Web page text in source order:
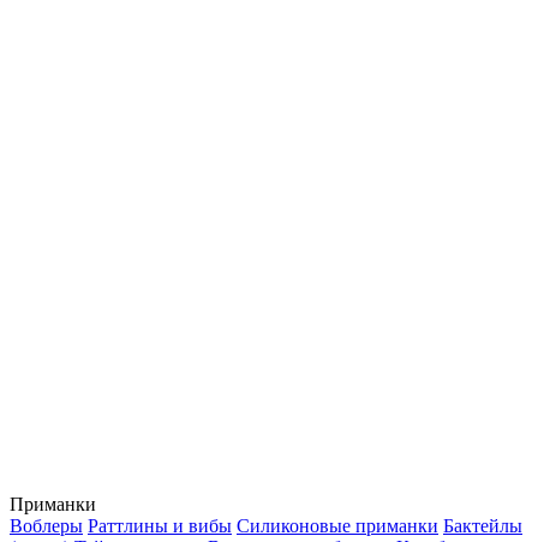
Приманки
Воблеры Раттлины и вибы Силиконовые приманки Бактейлы